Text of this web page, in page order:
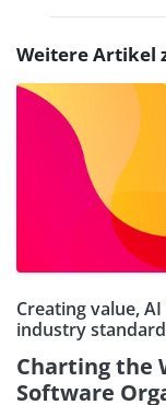
Weitere Artikel
Creating value,
industry
Charting the
Software